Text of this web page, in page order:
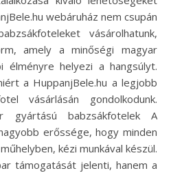
webáruház nem csupán
vásárolhatunk,
amely a minőségi magyar
élményre helyezi a hangsúlyt.
a HuppanjBele.hu a legjobb
vásárlásán gondolkodunk.
gyártású babzsákfotelek A
erőssége, hogy minden
kézi munkával készül.
támogatását jelenti, hanem a